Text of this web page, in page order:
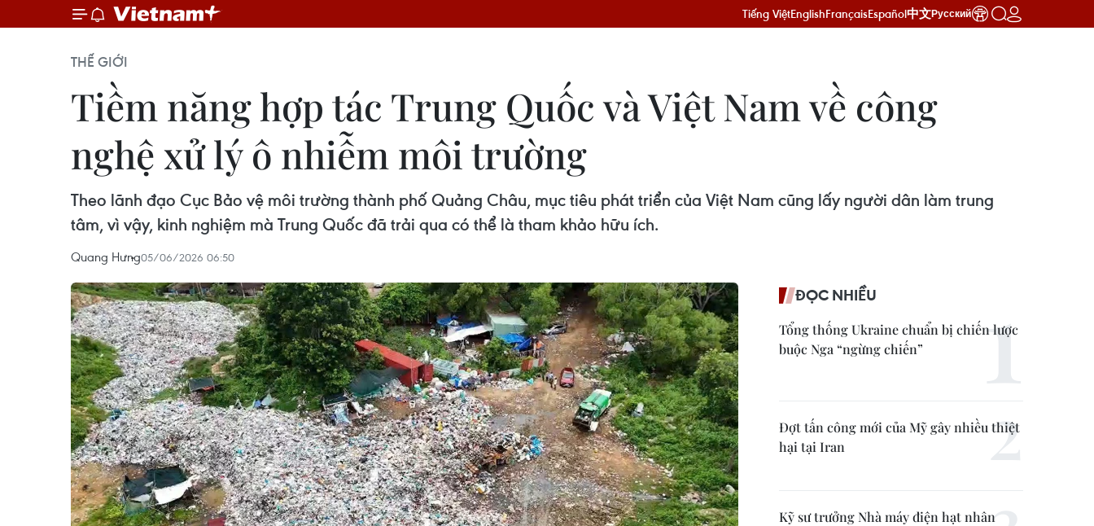
Tiếng ViệtEnglishFrançaisEspañol中文Русский
THẾ GIỚI
Tiềm năng hợp tác Trung Quốc và Việt Nam về công
nghệ xử lý ô nhiễm môi trường
Theo lãnh đạo Cục Bảo vệ môi trường thành phố Quảng Châu, mục tiêu phát triển của Việt Nam cũng lấy người dân làm trung
tâm, vì vậy, kinh nghiệm mà Trung Quốc đã trải qua có thể là tham khảo hữu ích.
Quang Hưng05/06/2026 06:50
ĐỌC NHIỀU
Tổng thống Ukraine chuẩn bị chiến lược
buộc Nga “ngừng chiến”
Đợt tấn công mới của Mỹ gây nhiều thiệt
hại tại Iran
Kỹ sư trưởng Nhà máy điện hạt nhân